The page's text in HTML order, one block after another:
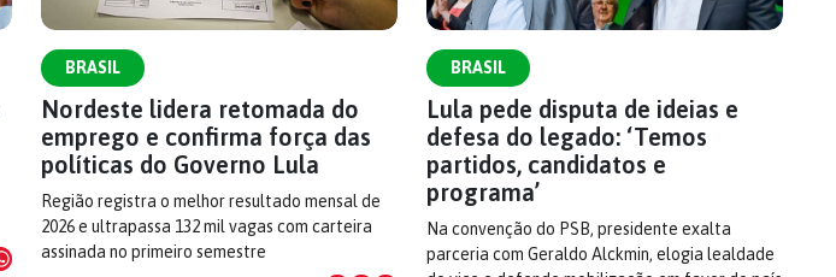
BRASIL
Nordeste lidera retomada do
emprego e confirma força das
políticas do Governo Lula
Região registra o melhor resultado mensal de
2026 e ultrapassa 132 mil vagas com carteira
assinada no primeiro semestre
BRASIL
Lula pede disputa de ideias e
defesa do legado: ‘Temos
partidos, candidatos e
programa’
Na convenção do PSB, presidente exalta
parceria com Geraldo Alckmin, elogia lealdade